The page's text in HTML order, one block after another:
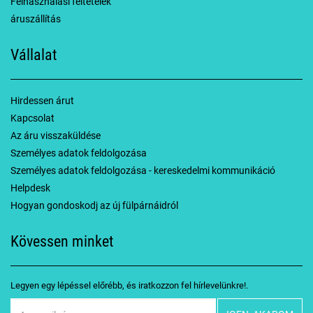
áruszállítás
Vállalat
Hirdessen árut
Kapcsolat
Az áru visszaküldése
Személyes adatok feldolgozása
Személyes adatok feldolgozása - kereskedelmi kommunikáció
Helpdesk
Hogyan gondoskodj az új fülpárnáidról
Kövessen minket
Legyen egy lépéssel előrébb, és iratkozzon fel hírlevelünkre!.